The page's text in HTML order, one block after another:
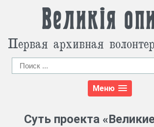
Великія
Первая архивная
Меню
Суть проекта